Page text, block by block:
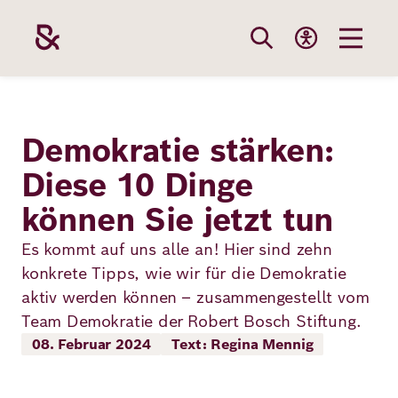
Inhalt
Stiftung
Themen
Förderung
Die Stiftung
Team
Robert Bosch
Werte und
Unsere
Themen
Bildung
Gesundheit
Fördergebiete
Projekte
Aktuelle
Benefits
Demokratie stärken:
Diese 10 Dinge
können Sie jetzt tun
Es kommt auf uns alle an! Hier sind zehn
konkrete Tipps, wie wir für die Demokratie
aktiv werden können – zusammengestellt vom
Team Demokratie der Robert Bosch Stiftung.
08. Februar 2024 Text: Regina Mennig